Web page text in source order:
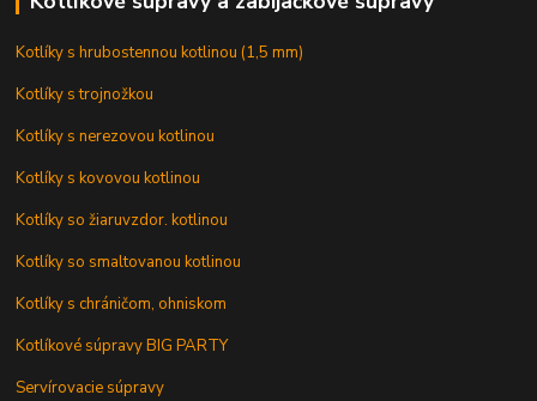
Kotlíky s hrubostennou kotlinou (1,5 mm)
Kotlíky s trojnožkou
Kotlíky s nerezovou kotlinou
Kotlíky s kovovou kotlinou
Kotlíky so žiaruvzdor. kotlinou
Kotlíky so smaltovanou kotlinou
Kotlíky s chráničom, ohniskom
Kotlíkové súpravy BIG PARTY
Servírovacie súpravy